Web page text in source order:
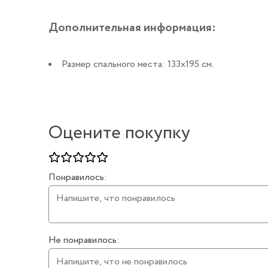
Дополнительная информация:
Размер спального места: 133х195 см.
Оцените покупку
Понравилось:
Не понравилось: